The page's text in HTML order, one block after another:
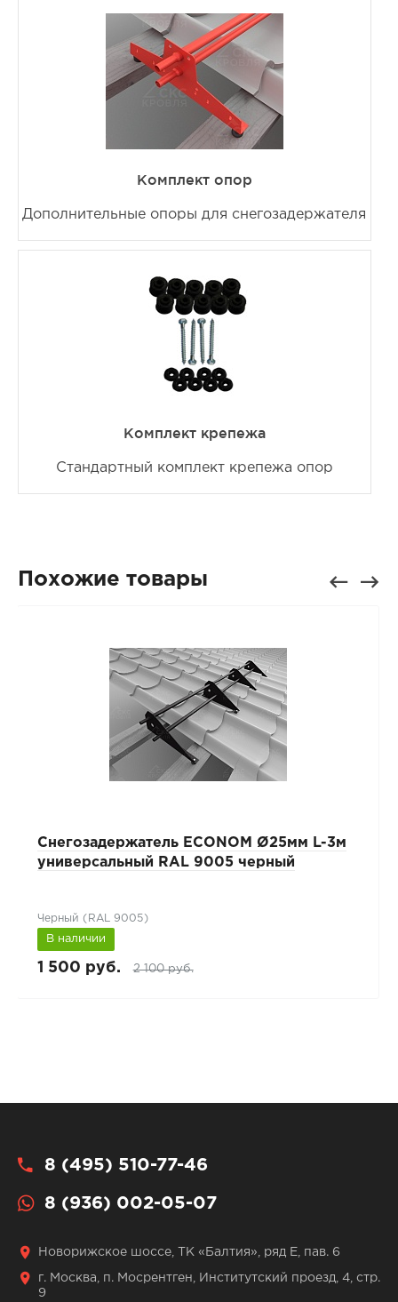
Комплект опор
Дополнительные опоры для снегозадержателя
Комплект крепежа
Стандартный комплект крепежа опор
Похожие товары
Снегозадержатель ECONOM Ø25мм L-3м
универсальный RAL 9005 черный
Черный (RAL 9005)
В наличии
1 500 руб. 2 100 руб.
8 (495) 510-77-46
8 (936) 002-05-07
Новорижское шоссе, ТК «Балтия», ряд Е, пав. 6
г. Москва, п. Мосрентген, Институтский проезд, 4, стр.
9